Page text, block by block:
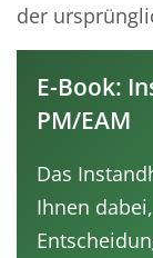
der
E-Book:
PM/EAM
Das
Ihnen